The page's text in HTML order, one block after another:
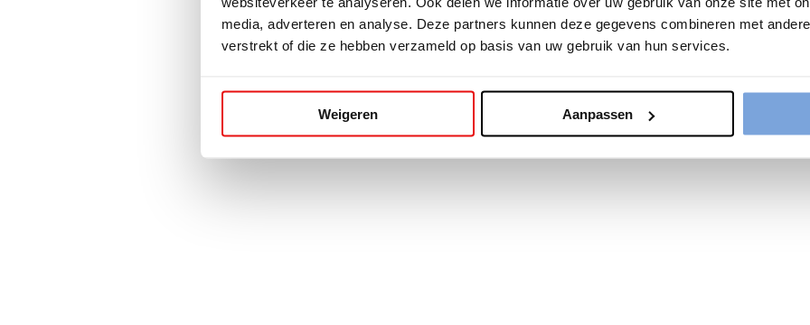
media, adverteren en analyse. Deze partners kunnen deze gegevens combineren met
verstrekt of die ze hebben verzameld op basis van uw gebruik van hun services.
Weigeren Aanpassen